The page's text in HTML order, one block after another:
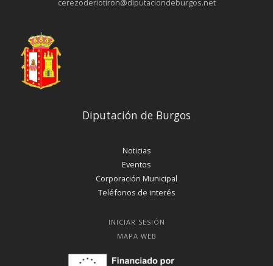
cerezoderiotiron@diputaciondeburgos.net
Diputación de Burgos
Noticias
Eventos
Corporación Municipal
Teléfonos de interés
INICIAR SESIÓN
MAPA WEB